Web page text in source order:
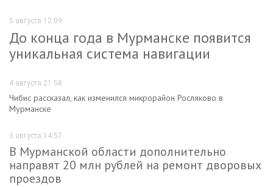
5 августа 12:09
До конца года в Мурманске появится
уникальная система навигации
4 августа 21:58
Чибис рассказал, как изменился микрорайон Росляково в
Мурманске
3 августа 14:57
В Мурманской области дополнительно
направят 20 млн рублей на ремонт дворовых
проездов